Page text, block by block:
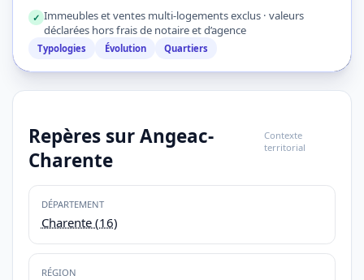
✓ Immeubles et ventes multi-logements exclus · valeurs
déclarées hors frais de notaire et d’agence
Typologies Évolution Quartiers
Repères sur Angeac-
Charente
Contexte
territorial
DÉPARTEMENT
Charente (16)
RÉGION